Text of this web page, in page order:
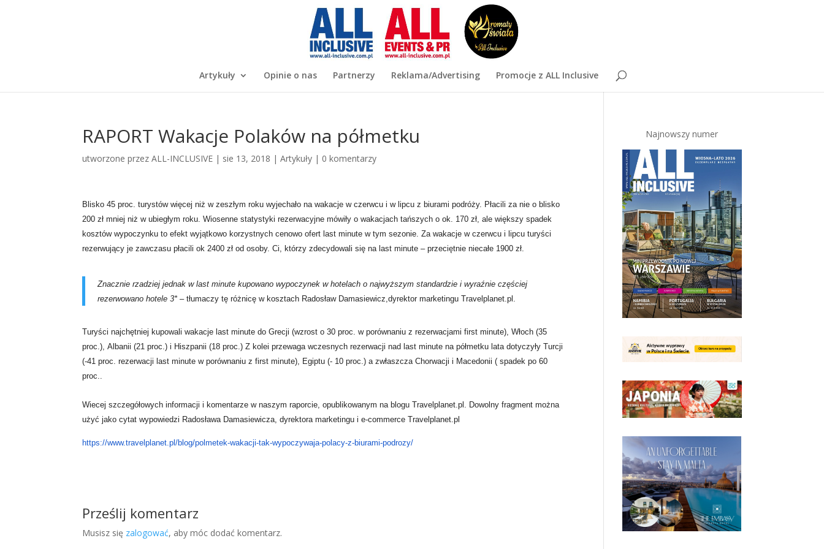
Artykuły Opinie o nas Partnerzy Reklama/Advertising Promocje z ALL Inclusive
RAPORT Wakacje Polaków na półmetku
utworzone przezALL-INCLUSIVE | sie 13, 2018 |Artykuły | 0 komentarzy
Blisko 45 proc. turystów więcej niż w zeszłym roku wyjechało na wakacjew czerwcu i w lipcu z biurami podróży. Płacili za nie o blisko
200 złmniej niż w ubiegłym roku. Wiosenne statystyki rezerwacyjne mówiły owakacjach tańszych o ok. 170 zł, ale większy spadek
kosztów wypoczynkuto efekt wyjątkowo korzystnych cenowo ofert last minute w tym sezonie.Za wakacje w czerwcu i lipcu turyści
rezerwujący je zawczasu płacili ok2400 zł od osoby. Ci, którzy zdecydowali się na last minute –przeciętnie niecałe 1900 zł.
Znacznie rzadziej jednak w last minute kupowano wypoczynek w hotelacho najwyższym standardzie i wyraźnie częściej
rezerwowano hotele 3*–tłumaczy tę różnicę w kosztach Radosław Damasiewicz,dyrektor marketinguTravelplanet.pl.
Turyści najchętniej kupowali wakacje last minute do Grecji (wzrost o 30proc. w porównaniu z rezerwacjami first minute), Włoch (35
proc.),Albanii (21 proc.) i Hiszpanii (18 proc.) Z kolei przewaga wczesnychrezerwacji nad last minute na półmetku lata dotyczyły Turcji
(-41 proc.rezerwacji last minute w porównaniu z first minute), Egiptu (- 10 proc.)a zwłaszcza Chorwacji i Macedonii ( spadek po 60
proc..
Wiecej szczegółowych informacji i komentarze w naszym raporcie,opublikowanym na blogu Travelplanet.pl. Dowolny fragment można
użyć jakocytat wypowiedzi Radosława Damasiewicza, dyrektora marketingu ie-commerce Travelplanet.pl
https://www.travelplanet.pl/blog/polmetek-wakacji-tak-wypoczywaja-polacy-z-biurami-podrozy/
Prześlij komentarz
Musisz się zalogować, aby móc dodać komentarz.
Najnowszy numer